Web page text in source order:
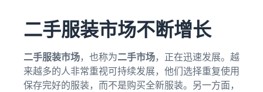
二手服装市场不断增长
二手服装市场，也称为二手市场，正在迅速发展。越
来越多的人非常重视可持续发展，他们选择重复使用
保存完好的服装，而不是购买全新服装。另一方面，